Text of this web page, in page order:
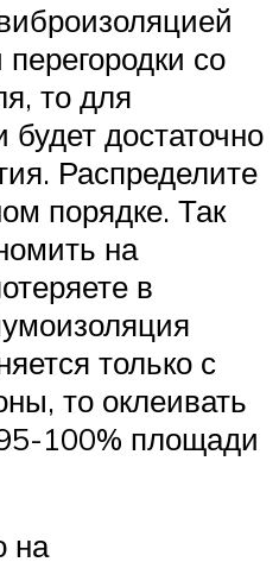
со
то для
будет достаточно
Распределите
порядке. Так
на
в
только с
то оклеивать
100% площади
на